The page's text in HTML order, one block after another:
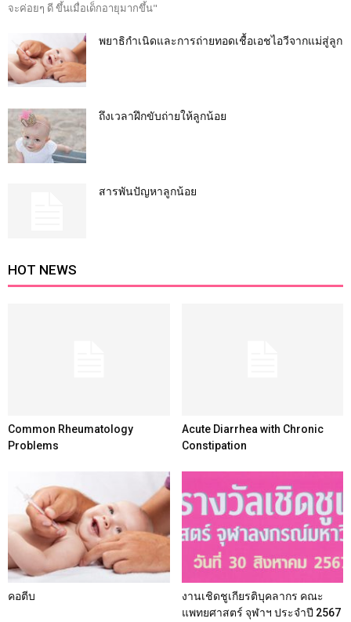
จะค่อยๆ ดี ขึ้นเมื่อเด็กอายุมากขึ้น"
พยาธิกำเนิดและการถ่ายทอดเชื้อเอชไอวีจากแม่สู่ลูก
ถึงเวลาฝึกขับถ่ายให้ลูกน้อย
สารพันปัญหาลูกน้อย
HOT NEWS
Common Rheumatology
Problems
Acute Diarrhea with Chronic
Constipation
คอตีบ
งานเชิดชูเกียรติบุคลากร คณะ
แพทยศาสตร์ จุฬาฯ ประจำปี 2567